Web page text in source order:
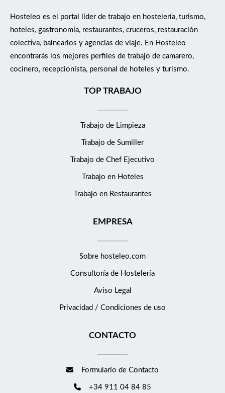
Hosteleo es el portal líder de trabajo en hostelería, turismo,
hoteles, gastronomía, restaurantes, cruceros, restauración
colectiva, balnearios y agencias de viaje. En Hosteleo
encontrarás los mejores perfiles de trabajo de camarero,
cocinero, recepcionista, personal de hoteles y turismo.
TOP TRABAJO
Trabajo de Limpieza
Trabajo de Sumiller
Trabajo de Chef Ejecutivo
Trabajo en Hoteles
Trabajo en Restaurantes
EMPRESA
Sobre hosteleo.com
Consultoría de Hostelería
Aviso Legal
Privacidad / Condiciones de uso
CONTACTO
Formulario de Contacto
+34 911 04 84 85